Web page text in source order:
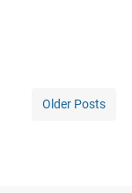
Older Posts